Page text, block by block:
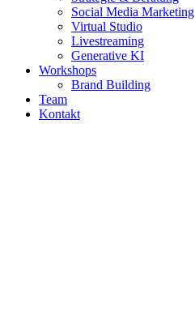
Social Media Marketing
Virtual Studio
Livestreaming
Generative KI
Workshops
Brand Building
Team
Kontakt